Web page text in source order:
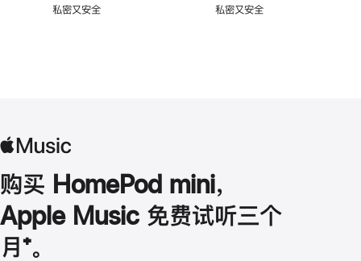
私密又安全 私密又安全
购买 HomePod mini，
Apple Music 免费试听三个
月 脚
⁺。